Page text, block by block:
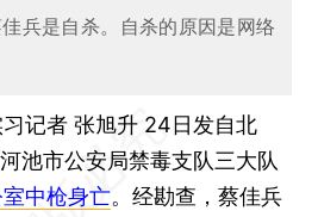
兵是自杀。自杀的原因是网络
习记者 张旭升 24日发自北
池市公安局禁毒支队三大队
中枪身亡。经勘查，蔡佳兵